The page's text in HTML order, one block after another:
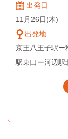
出発日
11月26日(木)
出発地
京王八王子駅ー
駅東口ー河辺駅